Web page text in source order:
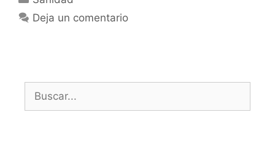
Deja un comentario